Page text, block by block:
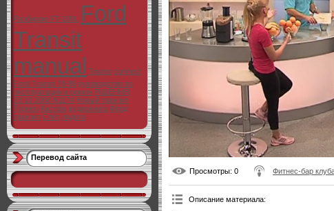
Разбираю FT-100L
Ford
Transit
manual Toureo connect
Ford Transit 78-86 руководство по
эксплуатации и ремон РІШЕННЯ
23.10.2008 N1174 Новый транзит
Турнео Кастом аудиокнига Форд
транзит Слёт ладога
Перевод сайта
Просмотры: 0 Фитнес-бар
Описание материала: